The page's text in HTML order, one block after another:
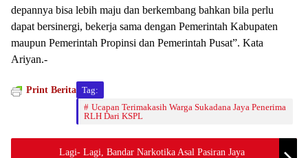
depannya bisa lebih maju dan berkembang bahkan bila perlu
dapat bersinergi, bekerja sama dengan Pemerintah Kabupaten
maupun Pemerintah Propinsi dan Pemerintah Pusat”. Kata
Ariyan.-
Print Berita Tag:
Ucapan Terimakasih Warga Sukadana Jaya Penerima
RLH Dari KSPL
Lagi- Lagi, Bandar Narkotika Asal Pasiran Jaya